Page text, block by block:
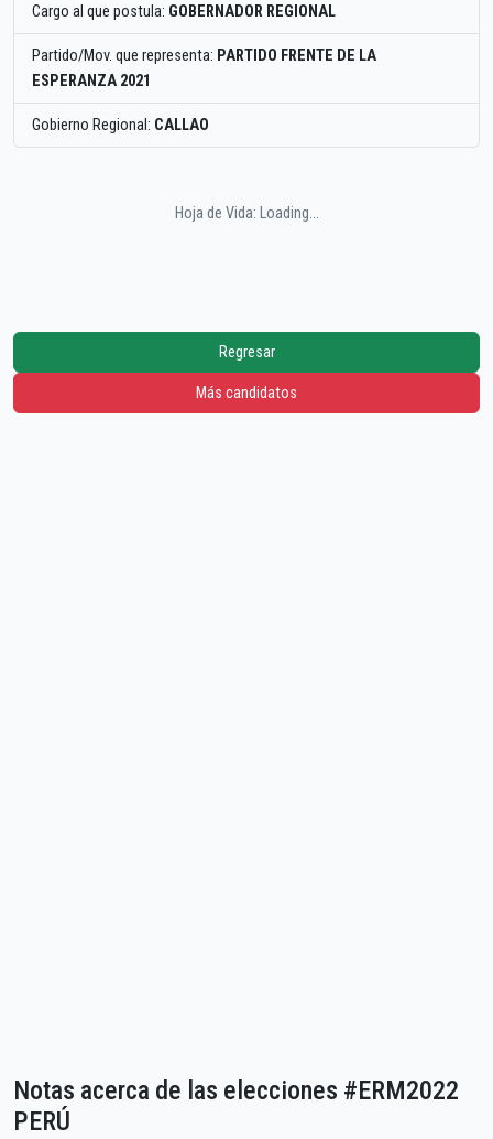
Cargo al que postula: GOBERNADOR REGIONAL
Partido/Mov. que representa: PARTIDO FRENTE DE LA
ESPERANZA 2021
Gobierno Regional: CALLAO
Hoja de Vida: Loading...
Regresar
Más candidatos
Notas acerca de las elecciones #ERM2022
PERÚ